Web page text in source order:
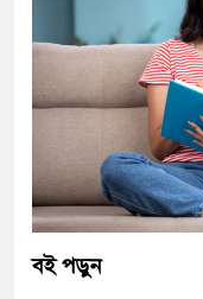
বই পড়ুন